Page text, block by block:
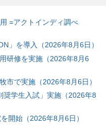
=アクトインディ調べ
」を導入（2026年8月6日）
研修を実施（2026年8月6
市で実施（2026年8月6日）
奨学生入試」実施（2026年8
開始（2026年8月6日）